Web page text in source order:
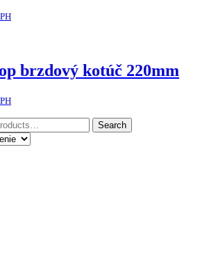
brzdový kotúč 220mm
Search